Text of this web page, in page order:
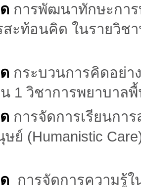
การพัฒนาทักษะกา
สะท้อนคิด ในรายวิช
กระบวนการคิดอย่า
1 วิชาการพยาบาล
การจัดการเรียนกา
ษย์ (Humanistic
การจัดการความรู้